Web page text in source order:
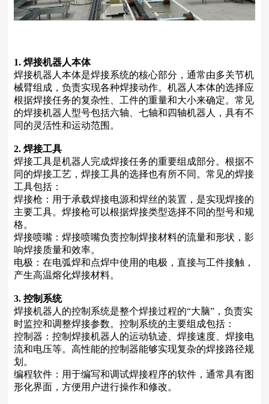
1. 焊接机器人本体
焊接机器人本体是焊接系统的核心部分，通常由多关节机
械臂组成，负责实现各种焊接动作。机器人本体的选择应
根据焊接任务的复杂性、工件的重量和大小来确定。常见
的焊接机器人型号包括六轴、七轴和四轴机器人，具有不
同的灵活性和运动范围。
2. 焊接工具
焊接工具是机器人完成焊接任务的重要组成部分。根据不
同的焊接工艺，焊接工具的选择也有所不同。常见的焊接
工具包括：
焊接枪：用于承载焊接电源和焊丝的装置，是实现焊接的
主要工具。焊接枪可以根据焊接类型选择不同的型号和规
格。
焊接喷嘴：焊接喷嘴负责控制焊接材料的流量和形状，影
响焊接质量和效率。
电极：在电弧焊和点焊中使用的电极，直接与工件接触，
产生高温熔化焊接材料。
3. 控制系统
焊接机器人的控制系统是整个焊接过程的“大脑”，负责实
时监控和调整焊接参数。控制系统的主要组成包括：
控制器：控制焊接机器人的运动轨迹、焊接速度、焊接电
流和电压等。高性能的控制器能够实现复杂的焊接路径规
划。
编程软件：用于编写和调试焊接程序的软件，通常具有图
形化界面，方便用户进行操作和修改。